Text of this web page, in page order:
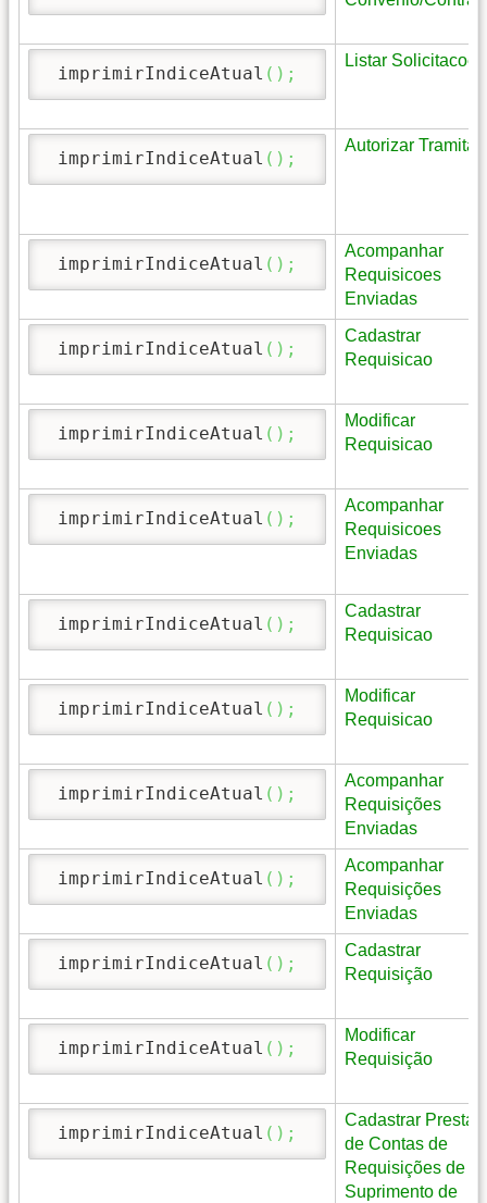
imprimirIndiceAtual ( ) ;
Listar Solicitacoes
imprimirIndiceAtual ( ) ;
Autorizar
imprimirIndiceAtual ( ) ;
Acompanhar
Requisicoes
Enviadas
imprimirIndiceAtual ( ) ;
Cadastrar
Requisicao
imprimirIndiceAtual ( ) ;
Modificar
Requisicao
imprimirIndiceAtual ( ) ;
Acompanhar
Requisicoes
Enviadas
imprimirIndiceAtual ( ) ;
Cadastrar
Requisicao
imprimirIndiceAtual ( ) ;
Modificar
Requisicao
imprimirIndiceAtual ( ) ;
Acompanhar
Requisições
Enviadas
imprimirIndiceAtual ( ) ;
Acompanhar
Requisições
Enviadas
imprimirIndiceAtual ( ) ;
Cadastrar
Requisição
imprimirIndiceAtual ( ) ;
Modificar
Requisição
imprimirIndiceAtual ( ) ;
Cadastrar
de Contas de
Requisições de
Suprimento de